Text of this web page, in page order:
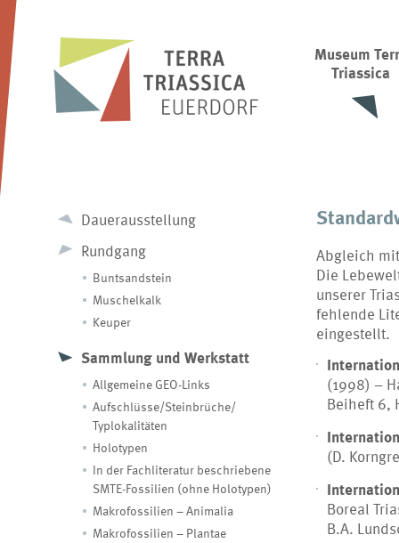
Museum
Triassica
Dauerausstellung
Rundgang
Buntsandstein
Muschelkalk
Keuper
Sammlung und Werkstatt
Allgemeine GEO-Links
Aufschlüsse/Steinbrüche/
Typlokalitäten
Holotypen
In der Fachliteratur beschriebene
SMTE-Fossilien (ohne Holotypen)
Makrofossilien – Animalia
Makrofossilien – Plantae
Abgleich
Die
unserer
fehlende
eingestellt.
(1998) –
Beiheft 6,
(D.
Boreal
B.A.